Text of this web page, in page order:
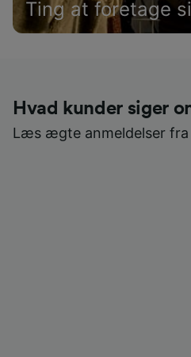
Ting at foretage
Hvad kunder siger
Læs ægte anmeldelser